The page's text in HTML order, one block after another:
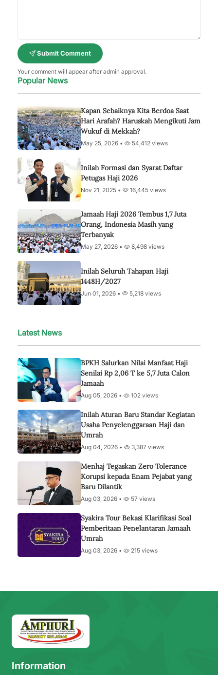
Submit Comment
Your comment will appear after admin approval.
Popular News
Kapan Sebaiknya Kita Berdoa Saat
Hari Arafah? Haruskah Mengikuti Jam
Wukuf di Mekkah?
May 25, 2026 • 54,412 views
Inilah Formasi dan Syarat Daftar
Petugas Haji 2026
Nov 21, 2025 • 16,445 views
Jamaah Haji 2026 Tembus 1,7 Juta
Orang, Indonesia Masih yang
Terbanyak
May 27, 2026 • 8,498 views
Inilah Seluruh Tahapan Haji
1448H/2027
Jun 01, 2026 • 5,218 views
Latest News
BPKH Salurkan Nilai Manfaat Haji
Senilai Rp 2,06 T ke 5,7 Juta Calon
Jamaah
Aug 05, 2026 • 102 views
Inilah Aturan Baru Standar Kegiatan
Usaha Penyelenggaraan Haji dan
Umrah
Aug 04, 2026 • 3,387 views
Menhaj Tegaskan Zero Tolerance
Korupsi kepada Enam Pejabat yang
Baru Dilantik
Aug 03, 2026 • 57 views
Syakira Tour Bekasi Klarifikasi Soal
Pemberitaan Penelantaran Jamaah
Umrah
Aug 03, 2026 • 215 views
Information